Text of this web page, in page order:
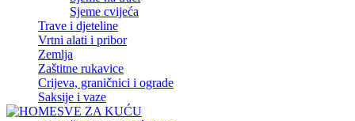
Sjeme cvijeća
Trave i djeteline
Vrtni alati i pribor
Zemlja
Zaštitne rukavice
Crijeva, graničnici i ograde
Saksije i vaze
SVE ZA KUĆU